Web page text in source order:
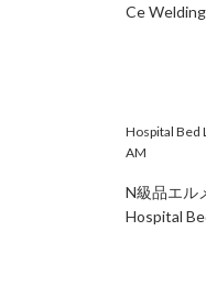
Ce
Hospital Bed
AM
N級品エル
Hospital